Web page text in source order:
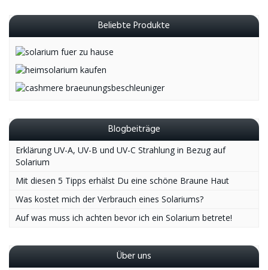
Beliebte Produkte
Blogbeiträge
Erklärung UV-A, UV-B und UV-C Strahlung in Bezug auf
Solarium
Mit diesen 5 Tipps erhälst Du eine schöne Braune Haut
Was kostet mich der Verbrauch eines Solariums?
Auf was muss ich achten bevor ich ein Solarium betrete!
Über uns